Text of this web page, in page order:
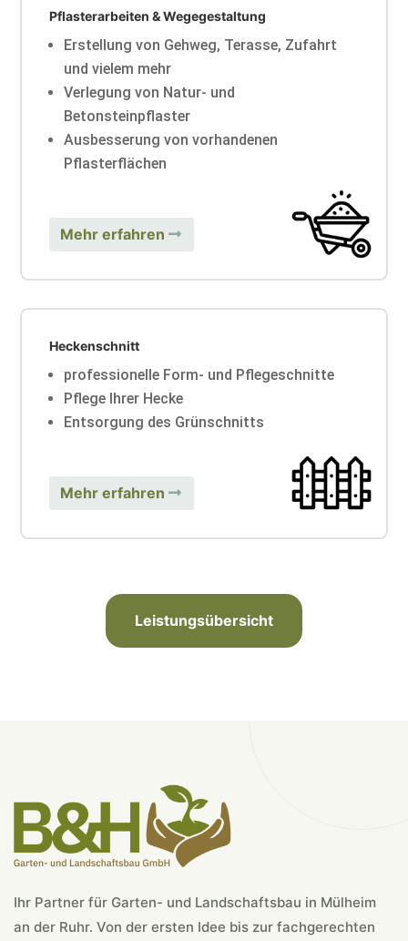
Pflasterarbeiten & Wegegestaltung
Erstellung von Gehweg, Terasse, Zufahrt
und vielem mehr
Verlegung von Natur- und
Betonsteinpflaster
Ausbesserung von vorhandenen
Pflasterflächen
Mehr erfahren
Heckenschnitt
professionelle Form- und Pflegeschnitte
Pflege Ihrer Hecke
Entsorgung des Grünschnitts
Mehr erfahren
Leistungsübersicht
Ihr Partner für Garten- und Landschaftsbau in Mülheim
an der Ruhr. Von der ersten Idee bis zur fachgerechten